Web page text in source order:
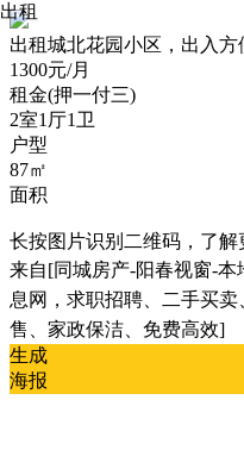
出租城北花园小区，出入
1300元/月
租金(押一付三)
2室1厅1卫
户型
87㎡
面积
长按图片识别二维码，了解
来自[同城房产-阳春视窗-本
息网，求职招聘、二手买卖
售、家政保洁、免费高效]
生成
海报
出租